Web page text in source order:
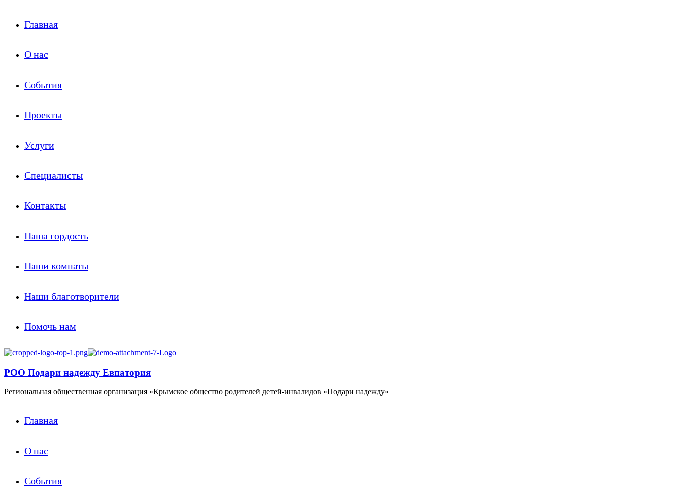
Главная
О нас
События
Проекты
Услуги
Специалисты
Контакты
Наша гордость
Наши комнаты
Наши благотворители
Помочь нам
РОО Подари надежду Евпатория
Региональная общественная организация «Крымское общество родителей детей-инвалидов «Подари надежду»
Главная
О нас
События